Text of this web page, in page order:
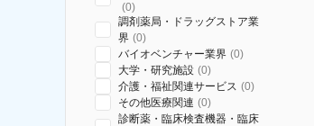
(0)
調剤薬局・ドラッグストア業
界 (0)
バイオベンチャー業界 (0)
大学・研究施設 (0)
介護・福祉関連サービス (0)
その他医療関連 (0)
診断薬・臨床検査機器・臨床